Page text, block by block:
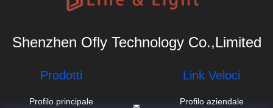
Shenzhen Ofly Technology Co.,Limited
Prodotti
Profilo principale
Link Veloci
Profilo aziendale